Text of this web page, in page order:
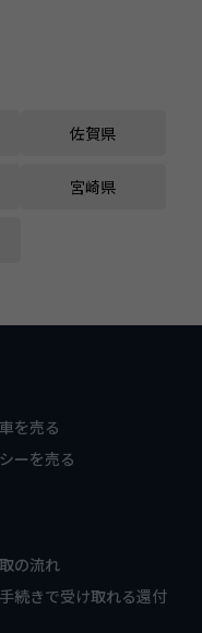
佐賀県
宮崎県
を売る
ーを売る
の流れ
続きで受け取れる還付